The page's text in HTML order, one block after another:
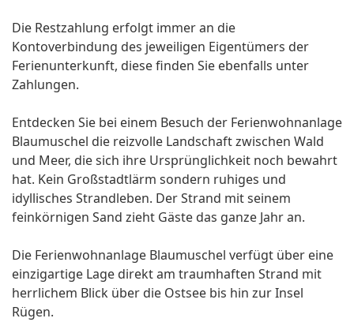
Die Restzahlung erfolgt immer an die
Kontoverbindung des jeweiligen Eigentümers der
Ferienunterkunft, diese finden Sie ebenfalls unter
Zahlungen.
Entdecken Sie bei einem Besuch der Ferienwohnanlage
Blaumuschel die reizvolle Landschaft zwischen Wald
und Meer, die sich ihre Ursprünglichkeit noch bewahrt
hat. Kein Großstadtlärm sondern ruhiges und
idyllisches Strandleben. Der Strand mit seinem
feinkörnigen Sand zieht Gäste das ganze Jahr an.
Die Ferienwohnanlage Blaumuschel verfügt über eine
einzigartige Lage direkt am traumhaften Strand mit
herrlichem Blick über die Ostsee bis hin zur Insel
Rügen.